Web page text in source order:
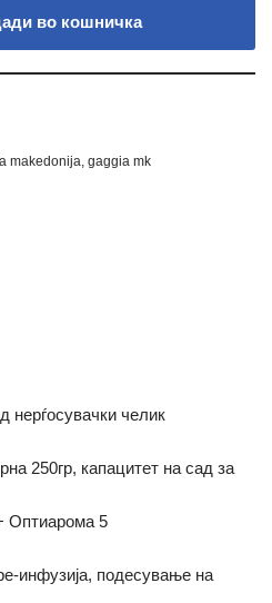
во кошничка
makedonija gaggia mk
нерѓосувачки челик
250гр, капацитет на сад за
Оптиарома 5
инфузија, подесување на